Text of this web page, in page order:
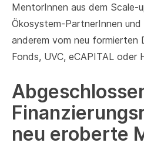
MentorInnen aus dem Scale-
Ökosystem-PartnerInnen
anderem vom neu formierten
Fonds, UVC, eCAPITAL oder
neu eroberte